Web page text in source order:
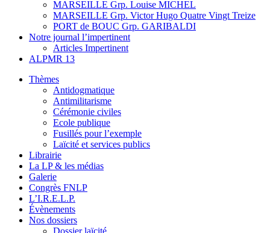
MARSEILLE Grp. Louise MICHEL
MARSEILLE Grp. Victor Hugo Quatre Vingt Treize
PORT de BOUC Grp. GARIBALDI
Notre journal l’impertinent
Articles Impertinent
ALPMR 13
Thèmes
Antidogmatique
Antimilitarisme
Cérémonie civiles
Ecole publique
Fusillés pour l’exemple
Laïcité et services publics
Librairie
La LP & les médias
Galerie
Congrès FNLP
L’I.R.E.L.P.
Évènements
Nos dossiers
Dossier laïcité